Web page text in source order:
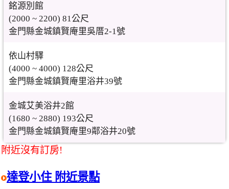
銘源別館
(2000 ~ 2200) 81公尺
金門縣金城鎮賢庵里吳厝2-1號
依山村驛
(4000 ~ 4000) 128公尺
金門縣金城鎮賢庵里浴井39號
金城艾美浴井2館
(1680 ~ 2880) 193公尺
金門縣金城鎮賢庵里9鄰浴井20號
附近沒有訂房!
達登小住 附近景點